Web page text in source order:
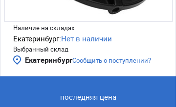
Наличие на складах
Екатеринбург:Нет в наличии
Выбранный склад
ЕкатеринбургСообщить о поступлении?
последняя цена